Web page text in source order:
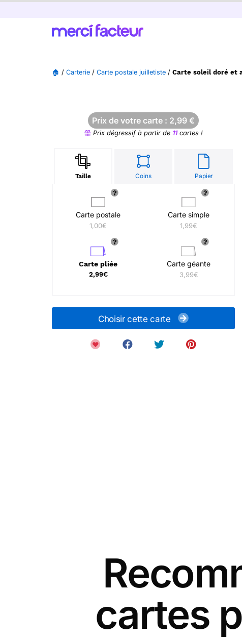
🏠 / Carterie / Carte postale juilletiste / Carte soleil doré et
Prix de votre carte : 2,99 €
Prix dégressif à partir de 11cartes !
Taille Coins Papier
Carte postale
1,00€
Carte simple
1,99€
Carte pliée
2,99€
Carte géante
3,99€
Choisir cette carte
cartes